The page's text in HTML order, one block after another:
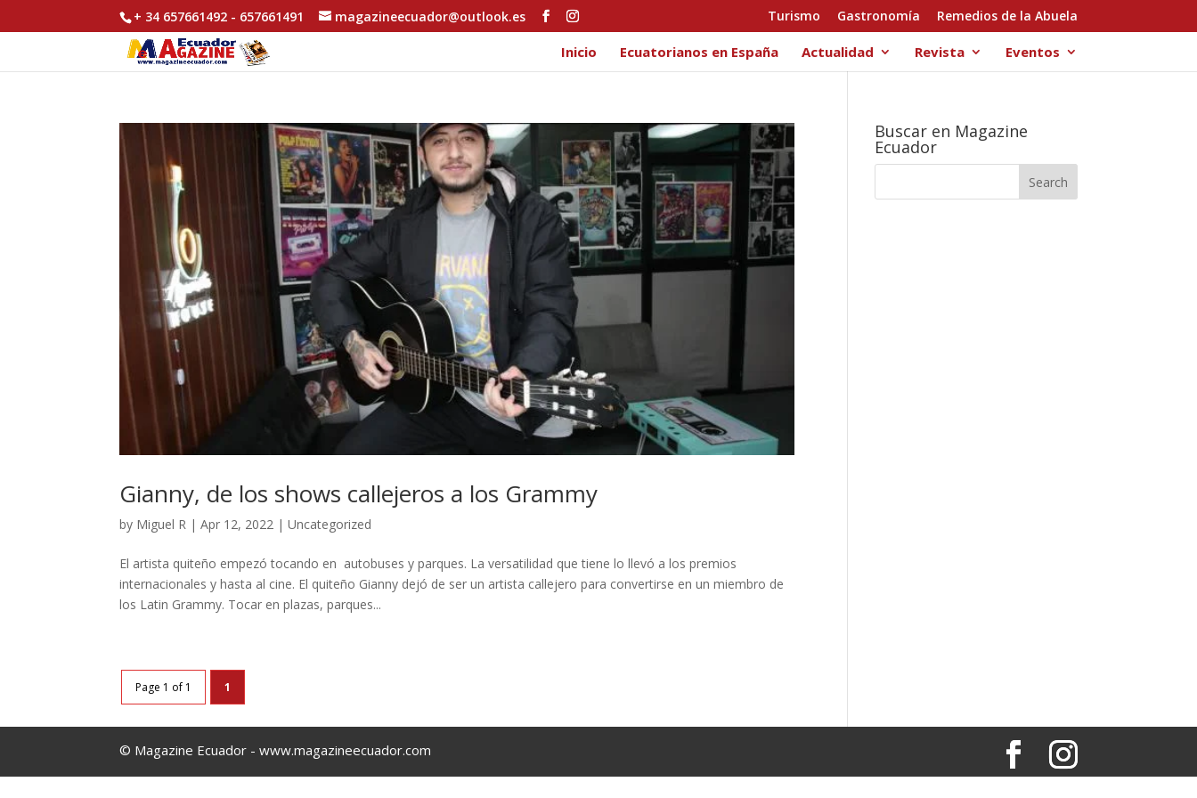
+ 34 657661492 - 657661491 magazineecuador@outlook.es Turismo Gastronomía Remedios de la Abuela
Inicio Ecuatorianos en España Actualidad Revista Eventos
Gianny, de los shows callejeros a los Grammy
by Miguel R |Apr 12, 2022 |Uncategorized
El artista quiteño empezó tocando en autobuses y parques. La versatilidad que tiene lo llevó a los premios
internacionales y hasta al cine. El quiteño Gianny dejó de ser un artista callejero para convertirse en un miembro de
los Latin Grammy. Tocar en plazas, parques...
Page 1 of 1 1
Buscar en Magazine
Ecuador
© Magazine Ecuador - www.magazineecuador.com